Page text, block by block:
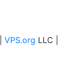
VPS.org LLC |